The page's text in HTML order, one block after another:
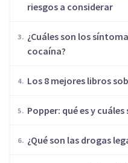
riesgos a considerar
¿Cuáles son los
cocaína?
Los 8 mejores libros
Popper: qué es y
¿Qué son las drogas